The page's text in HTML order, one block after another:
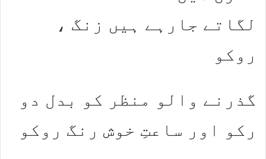
لگاتے جارہے ہیں زنگ ،
روکو
گذرنے والو منظر کو بدل دو
رکو اور ساعتِ خوش رنگ روکو